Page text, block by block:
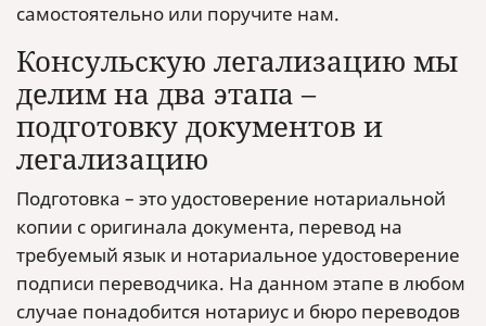
самостоятельно или поручите нам.
Консульскую легализацию мы
делим на два этапа –
подготовку документов и
легализацию
Подготовка – это удостоверение нотариальной
копии с оригинала документа, перевод на
требуемый язык и нотариальное удостоверение
подписи переводчика. На данном этапе в любом
случае понадобится нотариус и бюро переводов